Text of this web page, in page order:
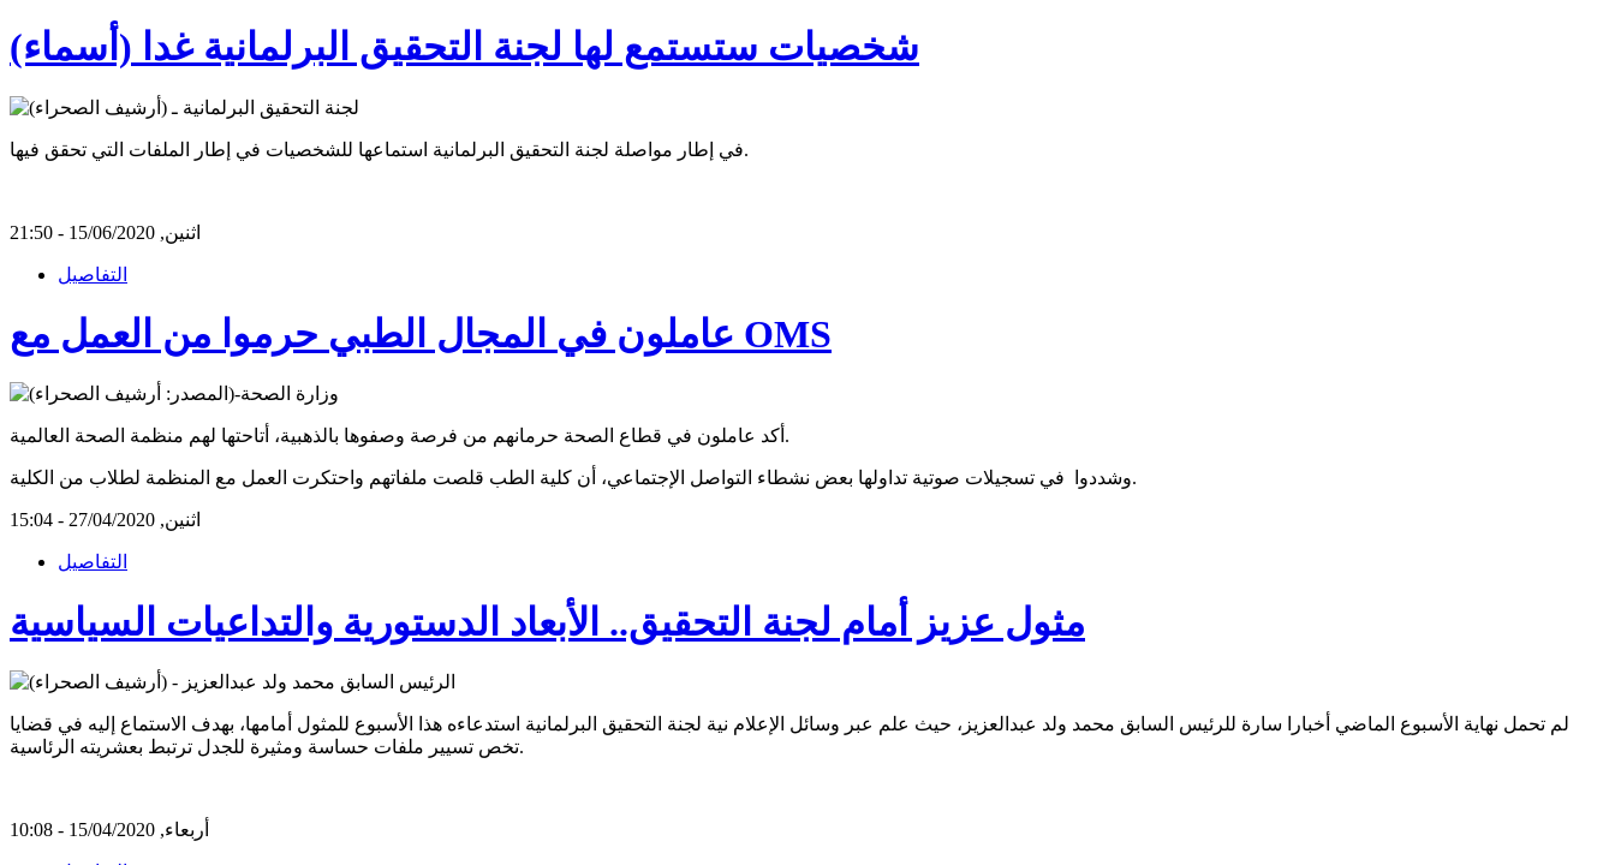
شخصيات ستستمع لها لجنة التحقيق البرلمانية غدا (أسماء)
في إطار مواصلة لجنة التحقيق البرلمانية استماعها للشخصيات في إطار الملفات التي تحقق فيها.
اثنين, 15/06/2020 - 21:50
التفاصيل
عاملون في المجال الطبي حرموا من العمل مع OMS
أكد عاملون في قطاع الصحة حرمانهم من فرصة وصفوها بالذهبية، أتاحتها لهم منظمة الصحة العالمية.
وشددوا في تسجيلات صوتية تداولها بعض نشطاء التواصل الإجتماعي، أن كلية الطب قلصت ملفاتهم واحتكرت العمل مع المنظمة لطلاب من الكلية.
اثنين, 27/04/2020 - 15:04
التفاصيل
مثول عزيز أمام لجنة التحقيق.. الأبعاد الدستورية والتداعيات السياسية
لم تحمل نهاية الأسبوع الماضي أخبارا سارة للرئيس السابق محمد ولد عبدالعزيز، حيث علم عبر وسائل الإعلام نية لجنة التحقيق البرلمانية استدعاءه هذا الأسبوع للمثول أمامها، بهدف الاستماع إليه في قضايا
تخص تسيير ملفات حساسة ومثيرة للجدل ترتبط بعشريته الرئاسية.
أربعاء, 15/04/2020 - 10:08